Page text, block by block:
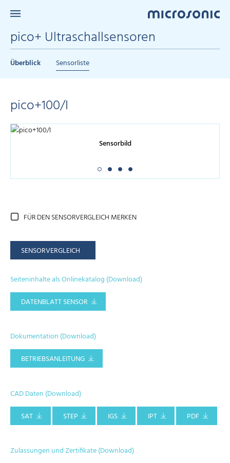
pico+ Ultraschallsensoren
Überblick Sensorliste
pico+100/I
Sensorbild
FÜR DEN SENSORVERGLEICH MERKEN
SENSORVERGLEICH
Seiteninhalte als Onlinekatalog (Download)
DATENBLATT SENSOR
Dokumentation (Download)
BETRIEBSANLEITUNG
CAD Daten (Download)
SAT
STEP IGS IPT PDF
Zulassungen und Zertifikate (Download)